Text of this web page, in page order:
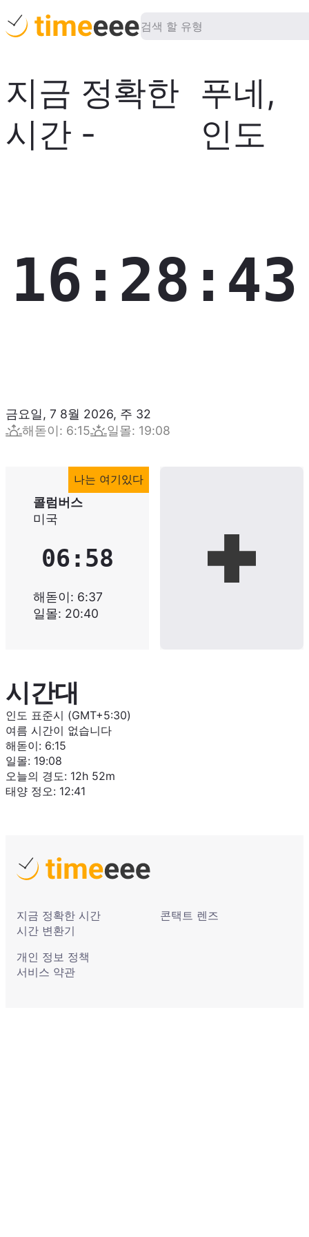
지금 정확한
시간 -
푸네,
인도
16:28:44
금요일, 7 8월 2026, 주 32
해돋이: 6:15 일몰: 19:08
나는 여기있다
콜럼버스
미국
06:58
해돋이: 6:37
일몰: 20:40
시간대
인도 표준시 (GMT+5:30)
여름 시간이 없습니다
해돋이: 6:15
일몰: 19:08
오늘의 경도: 12h 52m
태양 정오: 12:41
지금 정확한 시간
시간 변환기
콘택트 렌즈
개인 정보 정책
서비스 약관